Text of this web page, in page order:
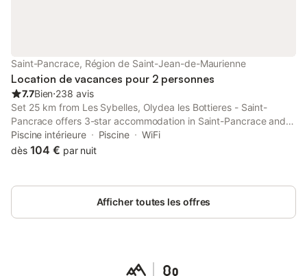
tennis et la pêche. Les sites des Marmottes et du Téléski des
Cabris se trouvent à moins de 400 m, tandis que le centre-ville
est à 2 km. L'unité offre une vue sur le jardin, les
Saint-Pancrace, Région de Saint-Jean-de-Maurienne
Location de vacances pour 2 personnes
7.7Bien⋅238 avis
Set 25 km from Les Sybelles, Olydea les Bottieres - Saint-
Pancrace offers 3-star accommodation in Saint-Pancrace and
has an indoor pool. This property offers access to a balcony,
free private parking and free WiFi.
Piscine intérieure Piscine
WiFi
dès 104 € par nuit
Afficher toutes les offres